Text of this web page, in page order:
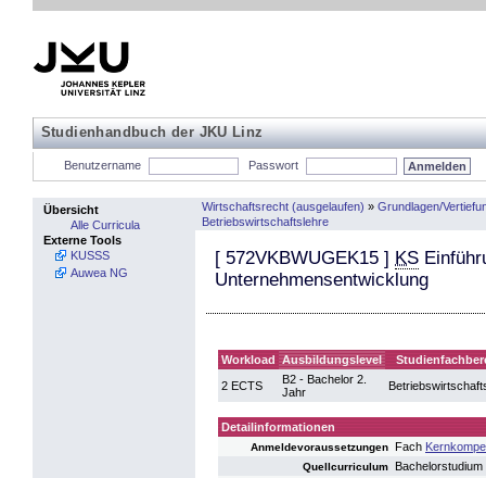
Studienhandbuch der JKU Linz
Benutzername Passwort
Übersicht
Alle Curricula
Externe Tools
KUSSS
Auwea NG
Wirtschaftsrecht (ausgelaufen) » Grundlagen/
Betriebswirtschaftslehre
[ 572VKBWUGEK15 ] KS
Unternehmensentwicklung
Workload Ausbildungslevel
2 ECTS
B2 - Bachelor 2.
Jahr
Detailinformationen
Anmeldevoraussetzungen Fach
Quellcurriculum